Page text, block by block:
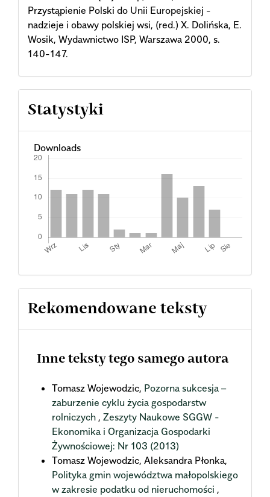
Przystąpienie Polski do Unii Europejskiej -
nadzieje i obawy polskiej wsi, (red.) X. Dolińska, E.
Wosik, Wydawnictwo ISP, Warszawa 2000, s.
140-147.
Statystyki
Downloads
Rekomendowane teksty
Inne teksty tego samego autora
Tomasz Wojewodzic, Pozorna sukcesja –
zaburzenie cyklu życia gospodarstw
rolniczych , Zeszyty Naukowe SGGW -
Ekonomika i Organizacja Gospodarki
Żywnościowej: Nr 103 (2013)
Tomasz Wojewodzic, Aleksandra Płonka,
Polityka gmin województwa małopolskiego
w zakresie podatku od nieruchomości ,